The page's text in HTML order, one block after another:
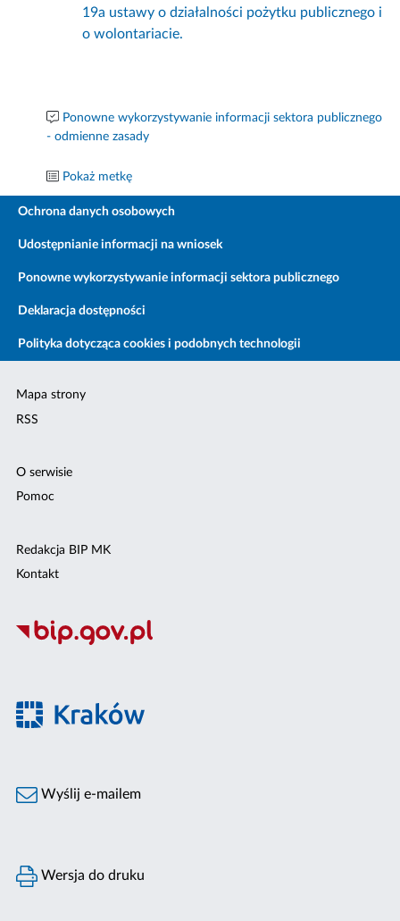
19a ustawy o działalności pożytku publicznego i
o wolontariacie.
Ponowne wykorzystywanie informacji sektora publicznego
- odmienne zasady
Pokaż metkę
Ochrona danych osobowych
Udostępnianie informacji na wniosek
Ponowne wykorzystywanie informacji sektora publicznego
Deklaracja dostępności
Polityka dotycząca cookies i podobnych technologii
Mapa strony
RSS
O serwisie
Pomoc
Redakcja BIP MK
Kontakt
Wyślij e-mailem
Wersja do druku